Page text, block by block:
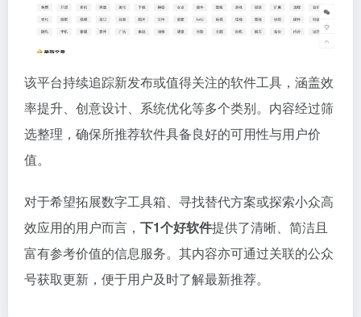
该平台持续追踪新发布或值得关注的软件工具，涵盖效
率提升、创意设计、系统优化等多个类别。内容经过筛
选整理，确保所推荐软件具备良好的可用性与用户价
值。
对于希望拓展数字工具箱、寻找替代方案或探索小众高
效应用的用户而言， 下1个好软件提供了清晰、简洁且
富有参考价值的信息服务。其内容亦可通过关联的公众
号获取更新，便于用户及时了解最新推荐。